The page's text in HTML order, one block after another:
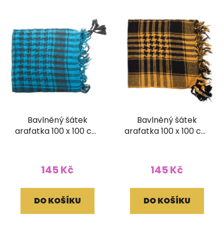
Bavlněný šátek
arafatka 100 x 100 cm
145 Kč
DO KOŠÍKU
Bavlněný šátek
arafatka 100 x 100 cm
145 Kč
DO KOŠÍKU